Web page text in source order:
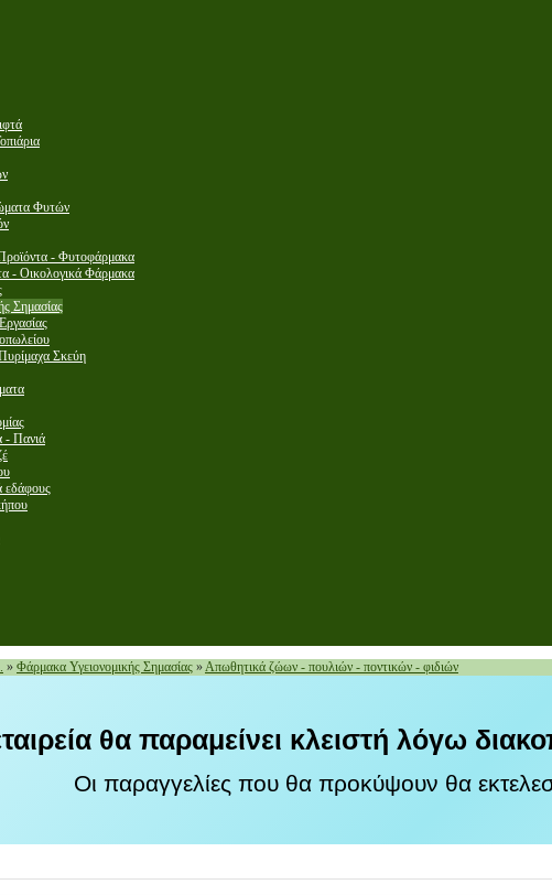
Φυτών
- Φυτοφάρμακα
- Οικολογικά Φάρμακα
Σημασίας
Σκεύη
- Πανιά
εδάφους
» Φάρμακα Υγειονομικής Σημασίας »Απωθητικά ζώων - πουλιών - ποντικών - φιδιών
θα παραμείνει κλειστή λόγω
Οι παραγγελίες που θα προκύψουν θα